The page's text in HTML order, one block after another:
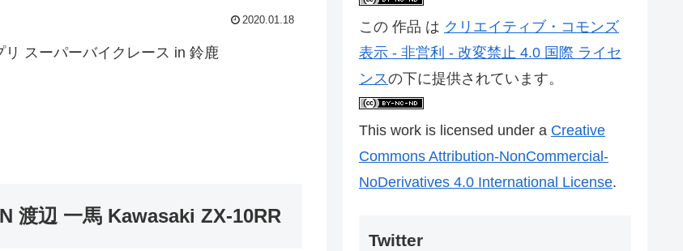
2020.01.18
スーパーバイクレース in 鈴鹿
渡辺 一馬 Kawasaki ZX-10RR
この 作品 は クリエイティブ・コモンズ
表示 - 非営利 - 改変禁止 4.0 国際 ライセ
ンスの下に提供されています。
This work is licensed under a Creative
Commons Attribution-NonCommercial-
NoDerivatives 4.0 International License.
Twitter